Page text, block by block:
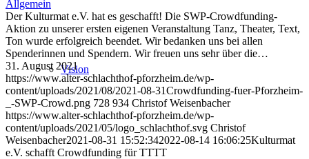
Vision
Allgemein
Der Kulturmat e.V. hat es geschafft! Die SWP-Crowdfunding-
Aktion zu unserer ersten eigenen Veranstaltung Tanz, Theater, Text,
Ton wurde erfolgreich beendet. Wir bedanken uns bei allen
Spenderinnen und Spendern. Wir freuen uns sehr über die…
31. August 2021
https://www.alter-schlachthof-pforzheim.de/wp-
content/uploads/2021/08/2021-08-31Crowdfunding-fuer-Pforzheim-
_-SWP-Crowd.png 728 934 Christof Weisenbacher
https://www.alter-schlachthof-pforzheim.de/wp-
content/uploads/2021/05/logo_schlachthof.svg Christof
Weisenbacher2021-08-31 15:52:342022-08-14 16:06:25Kulturmat
e.V. schafft Crowdfunding für TTTT